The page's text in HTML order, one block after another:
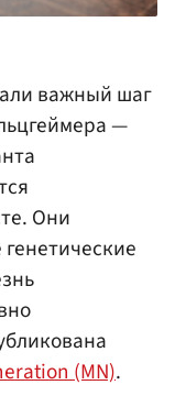
важный шаг
—
Они
(MN).